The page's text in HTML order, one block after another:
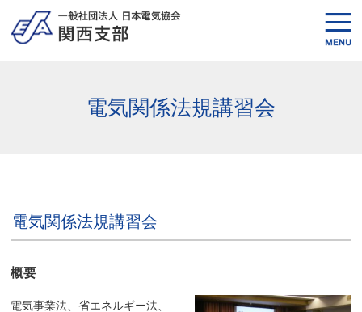
電気関係法規講習会
電気関係法規講習会
概要
電気事業法、省エネルギー法、